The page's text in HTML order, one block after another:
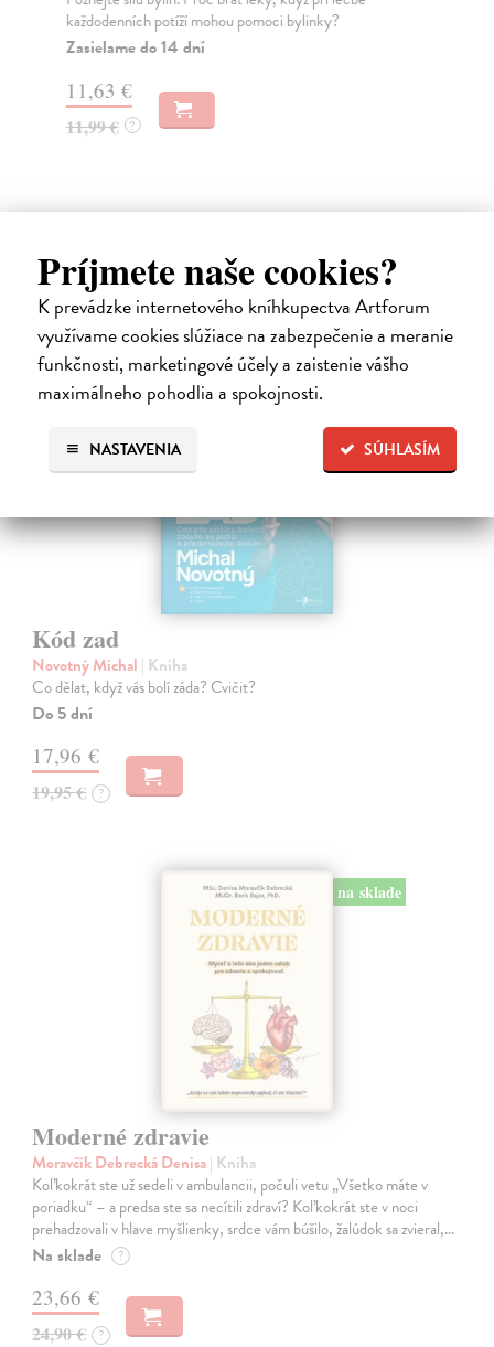
Príjmete naše cookies?
K prevádzke internetového kníhkupectva Artforum
využívame cookies slúžiace na zabezpečenie a meranie
funkčnosti, marketingové účely a zaistenie vášho
maximálneho pohodlia a spokojnosti.
SÚHLASÍM
NASTAVENIA
každodenních potíží mohou pomoci bylinky?
Zasielame do 14 dní
11,63 €
11,99 € ?
Ďalšie z kategórie zdravie
Kód zad
Novotný Michal | Kniha
Co dělat, když vás bolí záda? Cvičit?
Do 5 dní
17,96 €
19,95 € ?
na sklade
Moderné zdravie
Moravčík Debrecká Denisa| Kniha
Koľkokrát ste už sedeli v ambulancii, počuli vetu „Všetko máte v
poriadku“ – a predsa ste sa necítili zdraví? Koľkokrát ste v noci
prehadzovali v hlave myšlienky, srdce vám búšilo, žalúdok sa zvieral,…
Na sklade ?
23,66 €
24,90 € ?